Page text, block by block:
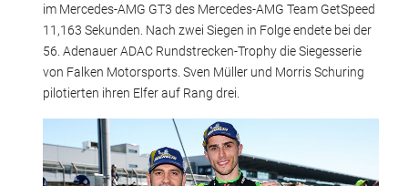
im Mercedes-AMG GT3 des Mercedes-AMG Team GetSpeed
11,163 Sekunden. Nach zwei Siegen in Folge endete bei der
56. Adenauer ADAC Rundstrecken-Trophy die Siegesserie
von Falken Motorsports. Sven Müller und Morris Schuring
pilotierten ihren Elfer auf Rang drei.